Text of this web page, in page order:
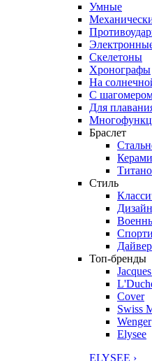
Умные
Скелетоны
Хронографы
На
С
Для
Браслет
Стиль
Топ-бренды
Cover
Swiss
Wenger
Elysee
ELYSEE ›